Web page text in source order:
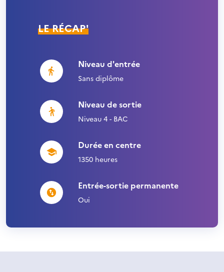
LE RÉCAP'
Niveau d'entrée
Sans diplôme
Niveau de sortie
Niveau 4 - BAC
Durée en centre
1350 heures
Entrée-sortie permanente
Oui